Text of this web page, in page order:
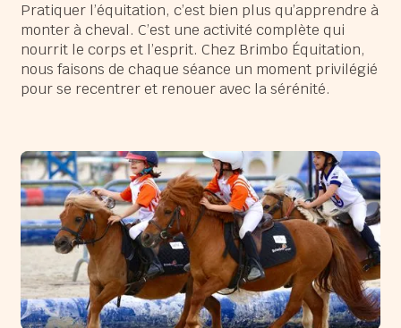
Pratiquer l’équitation, c’est bien plus qu’apprendre à
monter à cheval. C’est une activité complète qui
nourrit le corps et l’esprit. Chez Brimbo Équitation,
nous faisons de chaque séance un moment privilégié
pour se recentrer et renouer avec la sérénité.